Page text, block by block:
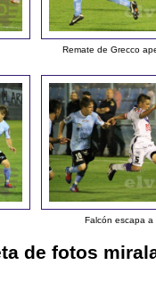
Remate de Grecco
Falcón escapa a
de fotos